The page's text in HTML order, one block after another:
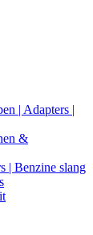
| Adapters |
&
| Benzine slang